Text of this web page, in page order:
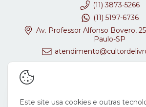
(11) 3873-5266
(11) 5197-6736
Av. Professor Alfonso Bovero,
Paulo-SP
Este site usa cookies e outras